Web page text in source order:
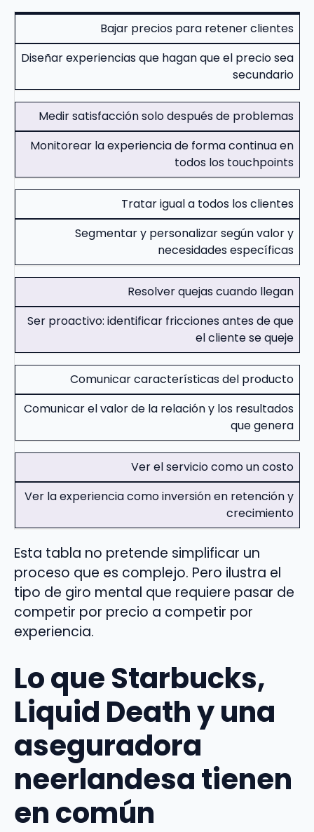
Bajar precios para retener clientes
Diseñar experiencias que hagan que el precio sea
secundario
Medir satisfacción solo después de problemas
Monitorear la experiencia de forma continua en
todos los touchpoints
Tratar igual a todos los clientes
Segmentar y personalizar según valor y
necesidades específicas
Resolver quejas cuando llegan
Ser proactivo: identificar fricciones antes de que
el cliente se queje
Comunicar características del producto
Comunicar el valor de la relación y los resultados
que genera
Ver el servicio como un costo
Ver la experiencia como inversión en retención y
crecimiento
Esta tabla no pretende simplificar un
proceso que es complejo. Pero ilustra el
tipo de giro mental que requiere pasar de
competir por precio a competir por
experiencia.
Lo que Starbucks,
Liquid Death y una
aseguradora
neerlandesa tienen
en común